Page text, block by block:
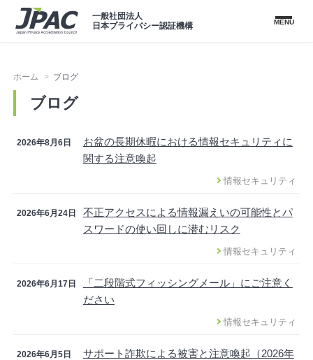
一般社団法人
日本プライバシー認証機構
MENU
ホーム ブログ
ブログ
2026年8月6日
お盆の長期休暇における情報セキュリティに
関する注意喚起
情報セキュリティ
2026年6月24日
不正アクセスによる情報漏えいの可能性とパ
スワードの使い回しに潜むリスク
情報セキュリティ
2026年6月17日
「二段階式フィッシングメール」にご注意く
ださい
情報セキュリティ
2026年6月5日
サポート詐欺による被害と注意喚起（2026年